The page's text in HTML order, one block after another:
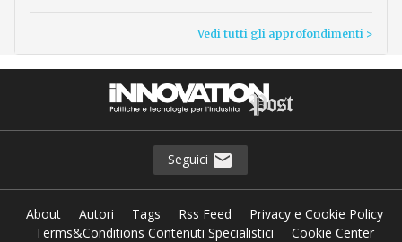
Vedi tutti gli approfondimenti >
Seguici
About Autori Tags Rss Feed
Privacy e Cookie Policy
Terms&Conditions Contenuti Specialistici
Cookie Center